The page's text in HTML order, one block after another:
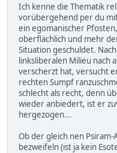
Ich kenne die Thematik
vorübergehend per du
ein egomanischer
oberflächlich und mehr
Situation geschuldet.
linksliberalen Milieu nach
verscherzt hat, versucht
rechten Sumpf
schlecht als recht, denn
wieder anbiedert, ist er
hergezogen...
Ob der gleich nen
bezweifeln (ist ja kein